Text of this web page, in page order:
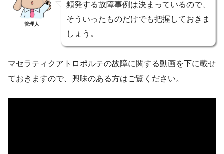
管理人
頻発する故障事例は決まっているので、
そういったものだけでも把握しておきま
しょう。
マセラティクアトロポルテの故障に関する動画を下に載せ
ておきますので、興味のある方はご覧ください。